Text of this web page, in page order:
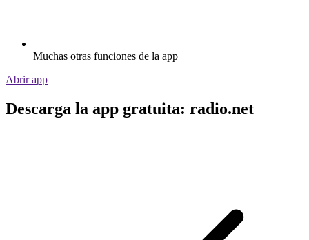
Muchas otras funciones de la app
Abrir app
Descarga la app gratuita: radio.net